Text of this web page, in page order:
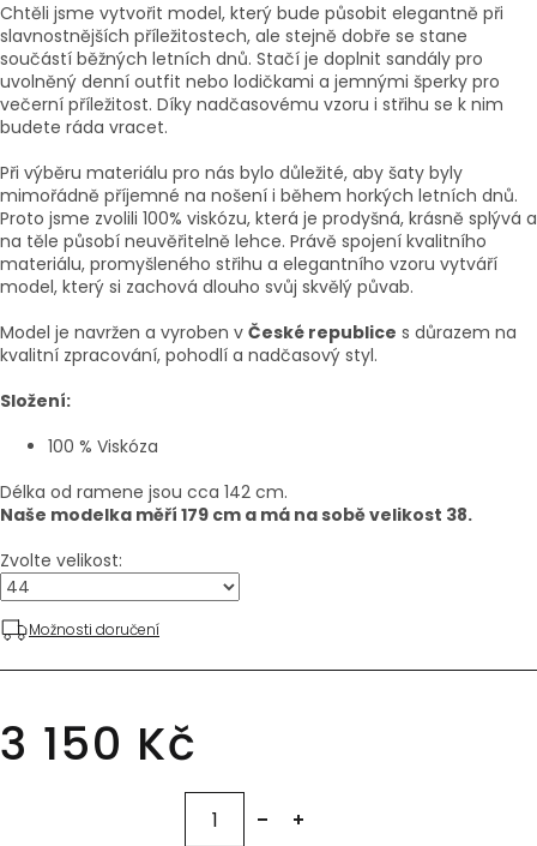
3 150 Kč
Zvolte velikost:
Možnosti doručení
Chtěli jsme vytvořit model, který bude působit elegantně při
slavnostnějších příležitostech, ale stejně dobře se stane
součástí běžných letních dnů. Stačí je doplnit sandály pro
uvolněný denní outfit nebo lodičkami a jemnými šperky pro
večerní příležitost. Díky nadčasovému vzoru i střihu se k nim
budete ráda vracet.
Při výběru materiálu pro nás bylo důležité, aby šaty byly
mimořádně příjemné na nošení i během horkých letních dnů.
Proto jsme zvolili 100% viskózu, která je prodyšná, krásně splývá a
na těle působí neuvěřitelně lehce. Právě spojení kvalitního
materiálu, promyšleného střihu a elegantního vzoru vytváří
model, který si zachová dlouho svůj skvělý půvab.
Model je navržen a vyroben v České republice s důrazem na
kvalitní zpracování, pohodlí a nadčasový styl.
Složení:
100 % Viskóza
Délka od ramene jsou cca 142 cm.
Naše modelka měří 179 cm a má na sobě velikost 38.